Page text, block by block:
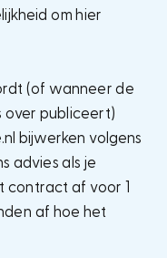
om hier
(of wanneer de
over publiceert)
bijwerken volgens
advies als je
contract af voor 1
af hoe het